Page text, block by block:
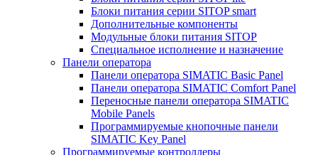
Блоки питания серии SITOP smart
Дополнительные компоненты
Модульные блоки питания SITOP
Специальное исполнение и назначение
Панели оператора
Панели оператора SIMATIC Basic Panel
Панели оператора SIMATIC Comfort Panel
Переносные панели оператора SIMATIC
Mobile Panels
Программируемые кнопочные панели
SIMATIC Key Panel
Программируемые контроллеры